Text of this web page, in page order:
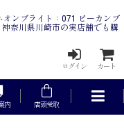
オンブライト：071 ピーカンブ
奈川県川崎市の実店舗でも購
ログイン カート
内 店頭受取